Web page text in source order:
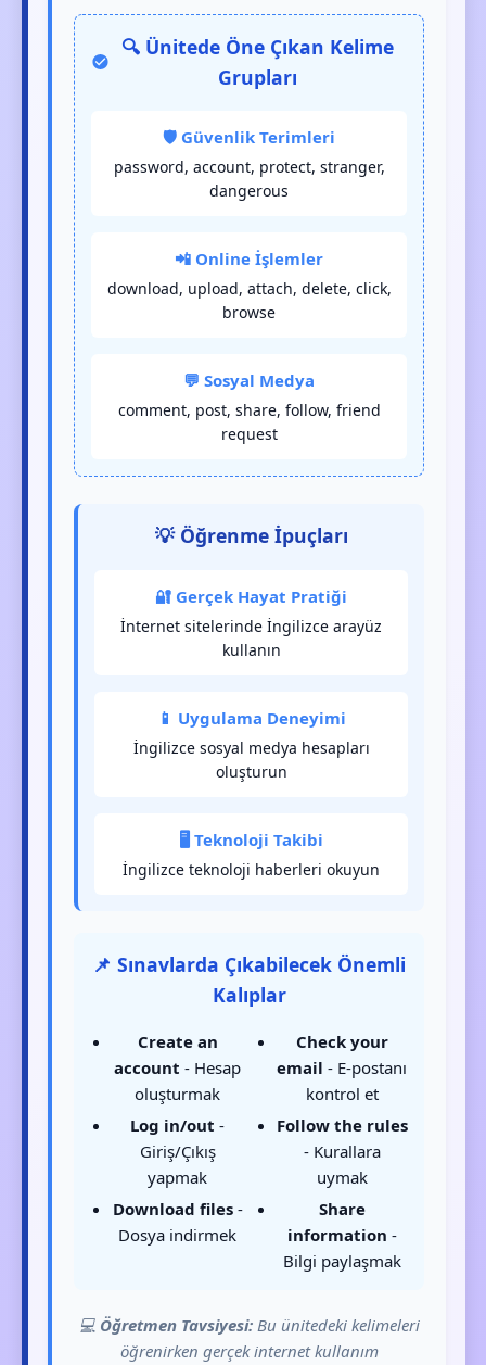
🔍 Ünitede Öne Çıkan Kelime
Grupları
🛡️ Güvenlik Terimleri
password, account, protect, stranger,
dangerous
📲 Online İşlemler
download, upload, attach, delete, click,
browse
💬 Sosyal Medya
comment, post, share, follow, friend
request
💡 Öğrenme İpuçları
🔐 Gerçek Hayat Pratiği
İnternet sitelerinde İngilizce arayüz
kullanın
📱 Uygulama Deneyimi
İngilizce sosyal medya hesapları
oluşturun
🖥️ Teknoloji Takibi
İngilizce teknoloji haberleri okuyun
📌 Sınavlarda Çıkabilecek Önemli
Kalıplar
Create an
account - Hesap
oluşturmak
Log in/out -
Giriş/Çıkış
yapmak
Download files-
Dosya indirmek
Check your
email - E-postanı
kontrol et
Follow the rules
- Kurallara
uymak
Share
information -
Bilgi paylaşmak
💻 Öğretmen Tavsiyesi:Bu ünitedeki kelimeleri
öğrenirken gerçek internet kullanım